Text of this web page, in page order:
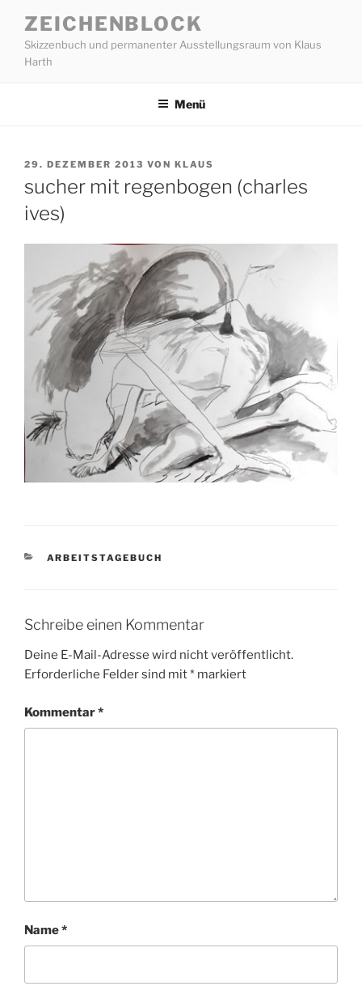
Inhalt
springen
ZEICHENBLOCK
Skizzenbuch und permanenter Ausstellungsraum von Klaus
Harth
Menü
VERÖFFENTLICHT
29. DEZEMBER 2013 VON KLAUS
sucher mit regenbogen (charles
ives)
KATEGORIEN
ARBEITSTAGEBUCH
Schreibe einen Kommentar
Deine E-Mail-Adresse wird nicht veröffentlicht.
Erforderliche Felder sind mit* markiert
Kommentar*
Name*